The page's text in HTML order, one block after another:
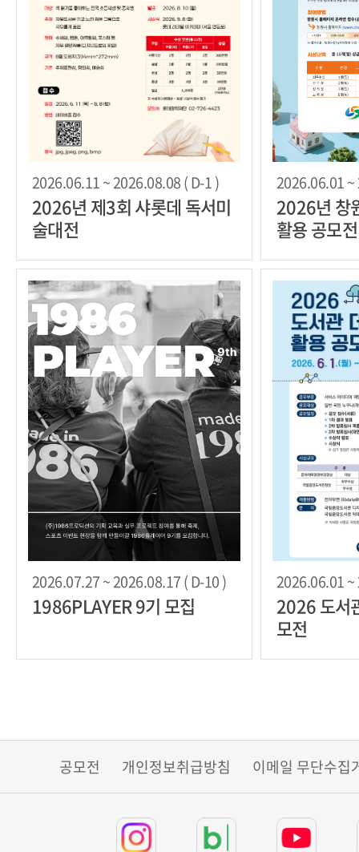
2026.06.11 ~ 2026.08.08 ( D-1 )
2026년 제3회 샤롯데 독서미
술대전
2026.06.01 ~
2026년 창
활용 공모전
2026.07.27 ~ 2026.08.17 ( D-10 )
1986PLAYER 9기 모집
2026.06.01
2026 도서
모전
공모전 개인정보취급방침 이메일 무단수집